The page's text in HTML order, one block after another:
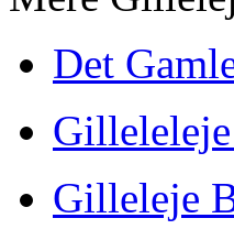
Det
Gilleleje